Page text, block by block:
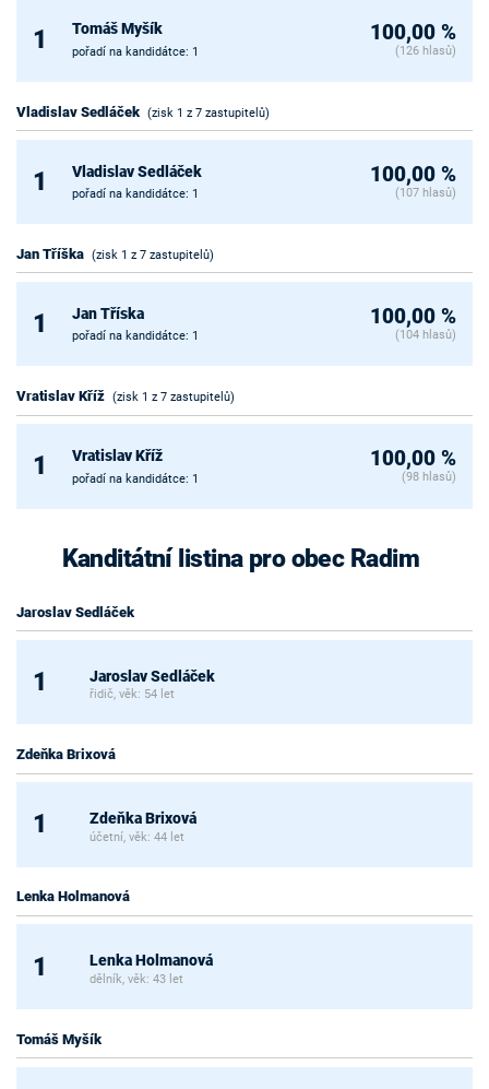
1 Tomáš Myšík
pořadí na kandidátce: 1
100,00 %
(126 hlasů)
Vladislav Sedláček (zisk 1 z 7 zastupitelů)
1 Vladislav Sedláček
pořadí na kandidátce: 1
100,00 %
(107 hlasů)
Jan Tříška (zisk 1 z 7 zastupitelů)
1 Jan Tříska
pořadí na kandidátce: 1
100,00 %
(104 hlasů)
Vratislav Kříž (zisk 1 z 7 zastupitelů)
1 Vratislav Kříž
pořadí na kandidátce: 1
100,00 %
(98 hlasů)
Kanditátní listina pro obec Radim
Jaroslav Sedláček
1 Jaroslav Sedláček
řidič, věk: 54 let
Zdeňka Brixová
1 Zdeňka Brixová
účetní, věk: 44 let
Lenka Holmanová
1 Lenka Holmanová
dělník, věk: 43 let
Tomáš Myšík